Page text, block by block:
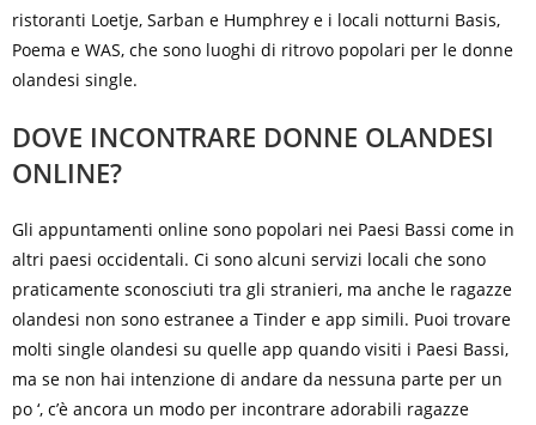
ristoranti Loetje, Sarban e Humphrey e i locali notturni Basis,
Poema e WAS, che sono luoghi di ritrovo popolari per le donne
olandesi single.
DOVE INCONTRARE DONNE OLANDESI
ONLINE?
Gli appuntamenti online sono popolari nei Paesi Bassi come in
altri paesi occidentali. Ci sono alcuni servizi locali che sono
praticamente sconosciuti tra gli stranieri, ma anche le ragazze
olandesi non sono estranee a Tinder e app simili. Puoi trovare
molti single olandesi su quelle app quando visiti i Paesi Bassi,
ma se non hai intenzione di andare da nessuna parte per un
po ‘, c’è ancora un modo per incontrare adorabili ragazze